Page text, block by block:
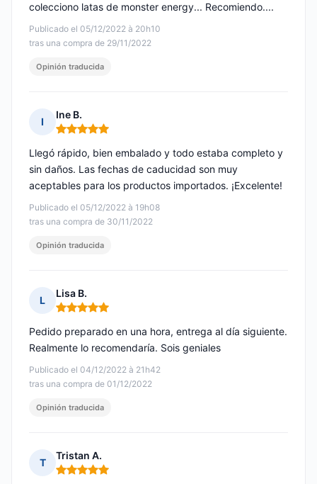
Publicado el 05/12/2022 à 20h10
tras una compra de 29/11/2022
colecciono latas de monster energy... Recomiendo....
Opinión traducida
I
Ine B.
Nota: 5 de 5
Publicado el 05/12/2022 à 19h08
tras una compra de 30/11/2022
Llegó rápido, bien embalado y todo estaba completo y
sin daños. Las fechas de caducidad son muy
aceptables para los productos importados. ¡Excelente!
Opinión traducida
L
Lisa B.
Nota: 5 de 5
Publicado el 04/12/2022 à 21h42
tras una compra de 01/12/2022
Pedido preparado en una hora, entrega al día siguiente.
Realmente lo recomendaría. Sois geniales
Opinión traducida
T
Tristan A.
Nota: 5 de 5